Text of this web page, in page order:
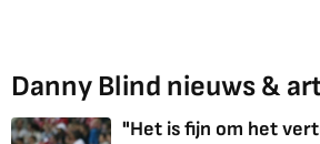
Danny Blind nieuws &
"Het is fijn om het